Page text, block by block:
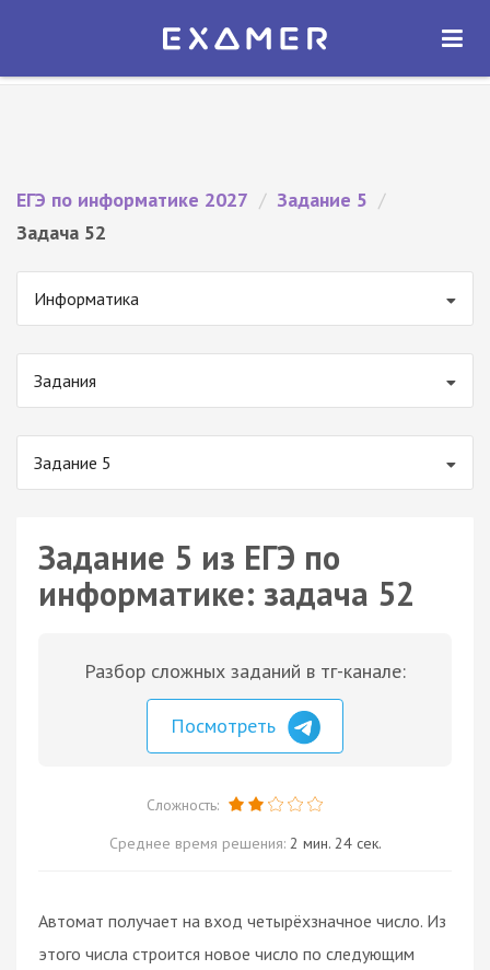
Экзамер — ЕГЭ 2027
ОТКРЫТЬ
ЕГЭ по информатике 2027 / Задание 5 /
Задача 52
Информатика
Задания
Задание 5
Задание 5 из ЕГЭ по
информатике: задача 52
Разбор сложных заданий в тг-канале:
Посмотреть
Сложность:
Среднее время решения: 2 мин. 24 сек.
Автомат получает на вход четырёхзначное число. Из
этого числа строится новое число по следующим